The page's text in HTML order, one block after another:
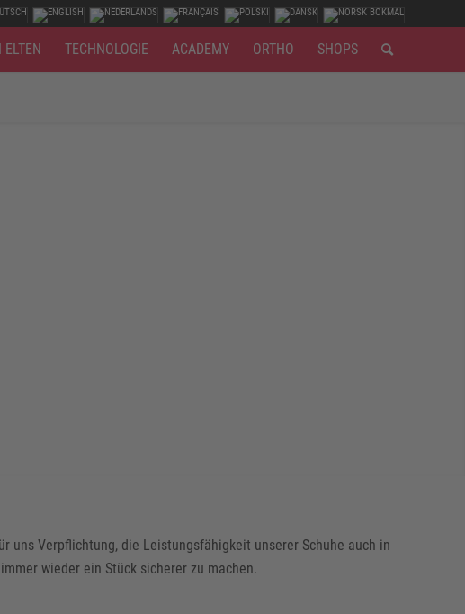
ELTEN TECHNOLOGIE ACADEMY ORTHO SHOPS
uns Verpflichtung, die Leistungsfähigkeit unserer Schuhe auch in
wieder ein Stück sicherer zu machen.